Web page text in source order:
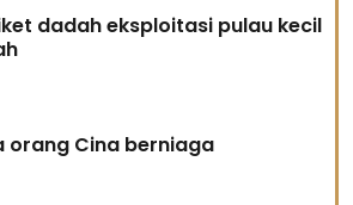
dadah eksploitasi pulau kecil
orang Cina berniaga